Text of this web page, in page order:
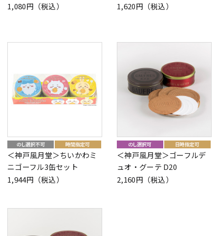
1,080円（税込）
1,620円（税込）
＜神戸風月堂＞ちいかわミ
ニゴーフル3缶セット
1,944円（税込）
＜神戸風月堂＞ゴーフルデ
ュオ・グーテ D20
2,160円（税込）